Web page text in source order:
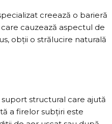
creează o barieră
cauzează aspectul de
obții o strălucire naturală
structural care ajută
a firelor subțiri este